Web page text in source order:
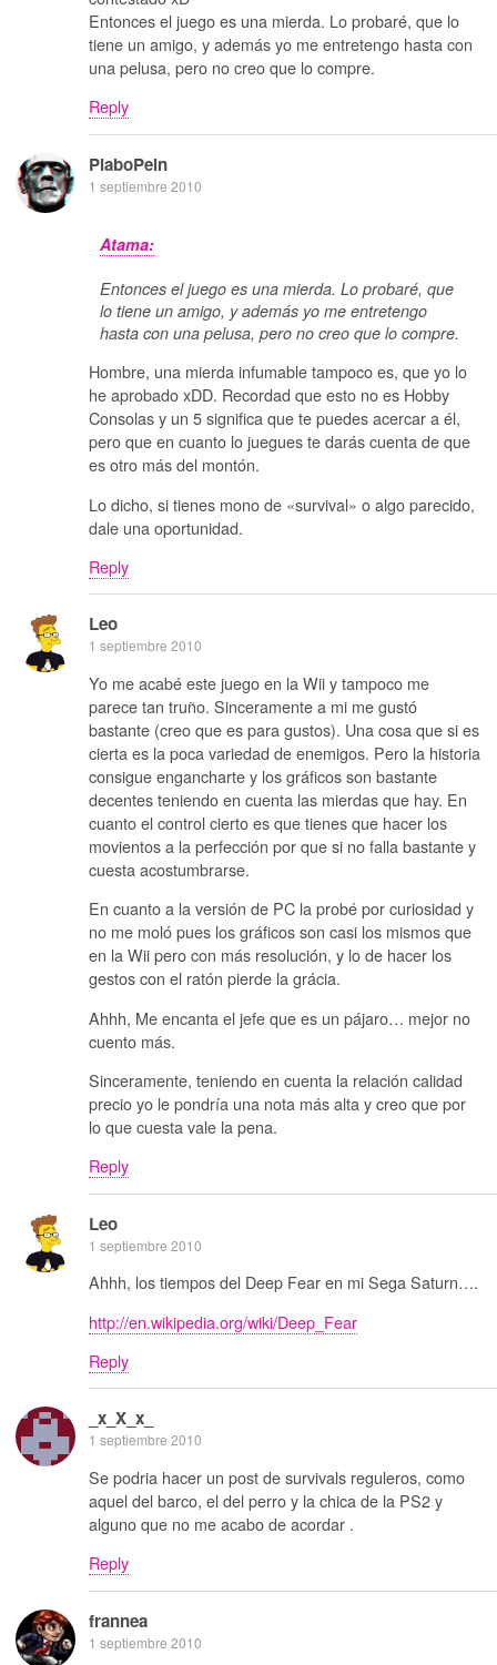
Entonces el juego es una mierda. Lo probaré, que lo
tiene un amigo, y además yo me entretengo hasta con
una pelusa, pero no creo que lo compre.
Reply
PlaboPein
1 septiembre 2010
Atama:
Entonces el juego es una mierda. Lo probaré, que
lo tiene un amigo, y además yo me entretengo
hasta con una pelusa, pero no creo que lo compre.
Hombre, una mierda infumable tampoco es, que yo lo
he aprobado xDD. Recordad que esto no es Hobby
Consolas y un 5 significa que te puedes acercar a él,
pero que en cuanto lo juegues te darás cuenta de que
es otro más del montón.
Lo dicho, si tienes mono de «survival» o algo parecido,
dale una oportunidad.
Reply
Leo
1 septiembre 2010
Yo me acabé este juego en la Wii y tampoco me
parece tan truño. Sinceramente a mi me gustó
bastante (creo que es para gustos). Una cosa que si es
cierta es la poca variedad de enemigos. Pero la historia
consigue engancharte y los gráficos son bastante
decentes teniendo en cuenta las mierdas que hay. En
cuanto el control cierto es que tienes que hacer los
movientos a la perfección por que si no falla bastante y
cuesta acostumbrarse.
En cuanto a la versión de PC la probé por curiosidad y
no me moló pues los gráficos son casi los mismos que
en la Wii pero con más resolución, y lo de hacer los
gestos con el ratón pierde la grácia.
Ahhh, Me encanta el jefe que es un pájaro… mejor no
cuento más.
Sinceramente, teniendo en cuenta la relación calidad
precio yo le pondría una nota más alta y creo que por
lo que cuesta vale la pena.
Reply
Leo
1 septiembre 2010
Ahhh, los tiempos del Deep Fear en mi Sega Saturn….
http://en.wikipedia.org/wiki/Deep_Fear
Reply
_x_X_x_
1 septiembre 2010
Se podria hacer un post de survivals reguleros, como
aquel del barco, el del perro y la chica de la PS2 y
alguno que no me acabo de acordar .
Reply
frannea
1 septiembre 2010